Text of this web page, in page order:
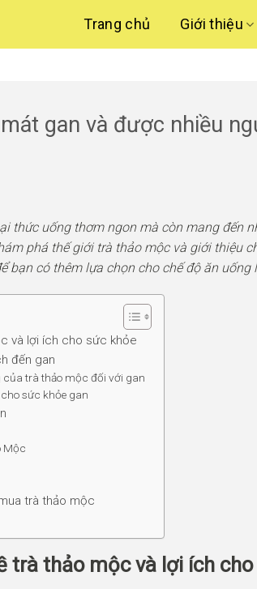
Trang chủ Giới thiệu
gan và được nhiều
thức uống thơm ngon mà còn mang đến
phá thế giới trà thảo mộc và giới thiệu
bạn có thêm lựa chọn cho chế độ ăn uống
và lợi ích cho sức khỏe
đến gan
của trà thảo mộc đối với gan
sức khỏe gan
Mộc
trà thảo mộc
trà thảo mộc và lợi ích